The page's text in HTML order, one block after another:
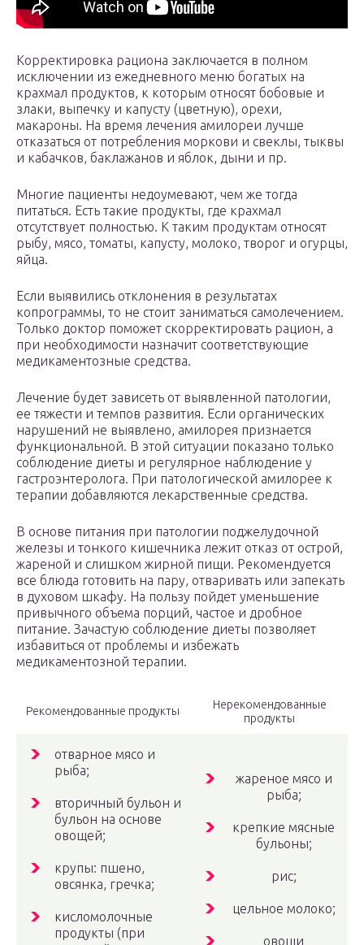
Корректировка рациона заключается в полном
исключении из ежедневного меню богатых на
крахмал продуктов, к которым относят бобовые и
злаки, выпечку и капусту (цветную), орехи,
макароны. На время лечения амилореи лучше
отказаться от потребления моркови и свеклы, тыквы
и кабачков, баклажанов и яблок, дыни и пр.
Многие пациенты недоумевают, чем же тогда
питаться. Есть такие продукты, где крахмал
отсутствует полностью. К таким продуктам относят
рыбу, мясо, томаты, капусту, молоко, творог и огурцы,
яйца.
Если выявились отклонения в результатах
копрограммы, то не стоит заниматься самолечением.
Только доктор поможет скорректировать рацион, а
при необходимости назначит соответствующие
медикаментозные средства.
Лечение будет зависеть от выявленной патологии,
ее тяжести и темпов развития. Если органических
нарушений не выявлено, амилорея признается
функциональной. В этой ситуации показано только
соблюдение диеты и регулярное наблюдение у
гастроэнтеролога. При патологической амилорее к
терапии добавляются лекарственные средства.
В основе питания при патологии поджелудочной
железы и тонкого кишечника лежит отказ от острой,
жареной и слишком жирной пищи. Рекомендуется
все блюда готовить на пару, отваривать или запекать
в духовом шкафу. На пользу пойдет уменьшение
привычного объема порций, частое и дробное
питание. Зачастую соблюдение диеты позволяет
избавиться от проблемы и избежать
медикаментозной терапии.
Рекомендованные продукты
Нерекомендованные
продукты
отварное мясо и
рыба;
вторичный бульон и
бульон на основе
овощей;
крупы: пшено,
овсянка, гречка;
кисломолочные
продукты (при
жареное мясо и
рыба;
крепкие мясные
бульоны;
рис;
цельное молоко;
овощи